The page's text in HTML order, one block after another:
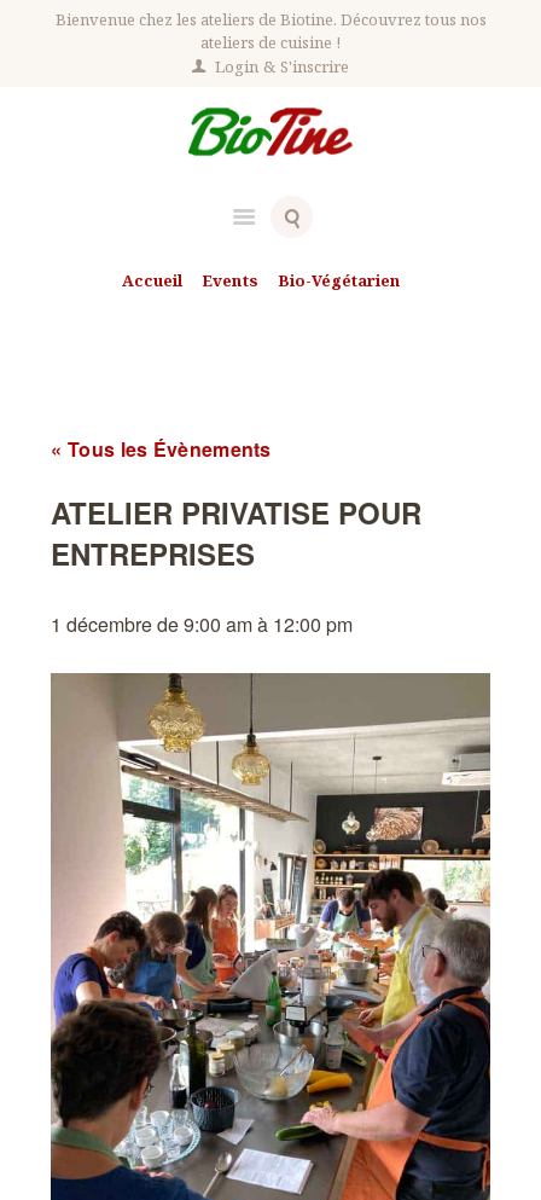
Bienvenue chez les ateliers de Biotine. Découvrez tous nos
ateliers de cuisine !
Login
S'inscrire
Accueil Events
Bio-Végétarien
« Tous les Évènements
ATELIER PRIVATISE POUR
ENTREPRISES
1 décembre de 9:00 amà 12:00 pm